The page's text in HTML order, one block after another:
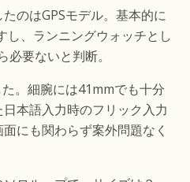
のはGPSモデル。基本的に
、ランニングウォッチとし
必要ないと判断。
。細腕には41mmでも十分
本語入力時のフリック入力
にも関わらず案外問題なく